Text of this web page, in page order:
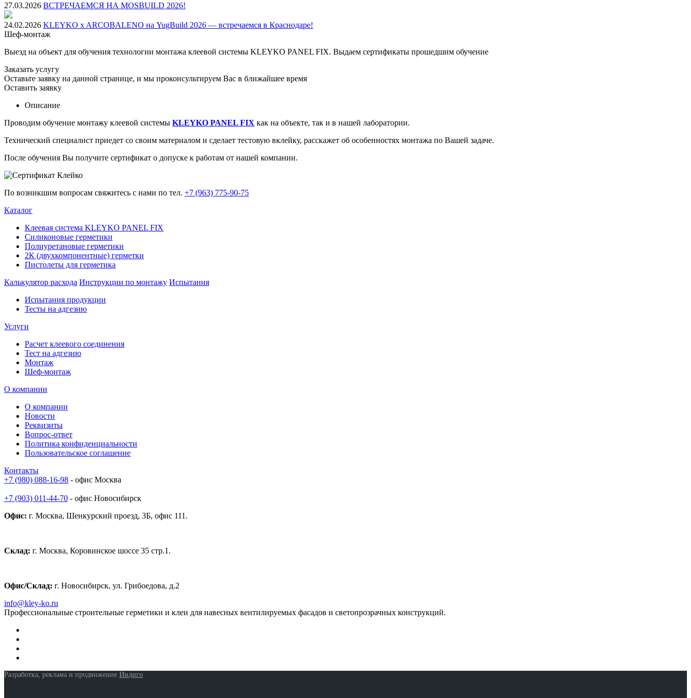
27.03.2026 ВСТРЕЧАЕМСЯ НА MOSBUILD 2026!
24.02.2026 KLEYKO x ARCOBALENO на YugBuild 2026 — встречаемся в Краснодаре!
Шеф-монтаж
Выезд на объект для обучения технологии монтажа клеевой системы KLEYKO PANEL FIX. Выдаем сертификаты прошедшим обучение
Заказать услугу
Оставьте заявку на данной странице, и мы проконсультируем Вас в ближайшее время
Оставить заявку
Описание
Проводим обучение монтажу клеевой системы KLEYKO PANEL FIX как на объекте, так и в нашей лаборатории.
Технический специалист приедет со своим материалом и сделает тестовую вклейку, расскажет об особенностях монтажа по Вашей задаче.
После обучения Вы получите сертификат о допуске к работам от нашей компании.
По возникшим вопросам свяжитесь с нами по тел. +7 (963) 775-90-75
Каталог
Клеевая система KLEYKO PANEL FIX
Силиконовые герметики
Полиуретановые герметики
2К (двухкомпонентные) герметки
Пистолеты для герметика
Калькулятор расхода Инструкции по монтажу Испытания
Испытания продукции
Тесты на адгезию
Услуги
Расчет клеевого соединения
Тест на адгезию
Монтаж
Шеф-монтаж
О компании
О компании
Новости
Реквизиты
Вопрос-ответ
Политика конфиденциальности
Пользовательское соглашение
Контакты
+7 (980) 088-16-98 - офис Москва
+7 (903) 011-44-70 - офис Новосибирск
Офис: г. Москва, Шенкурский проезд, 3Б, офис 111.
Склад: г. Москва, Коровинское шоссе 35 стр.1.
Офис/Склад: г. Новосибирск, ул. Грибоедова, д.2
info@kley-ko.ru
Профессиональные строительные герметики и клеи для навесных вентилируемых фасадов и светопрозрачных конструкций.
Разработка, реклама и продвижение Индиго